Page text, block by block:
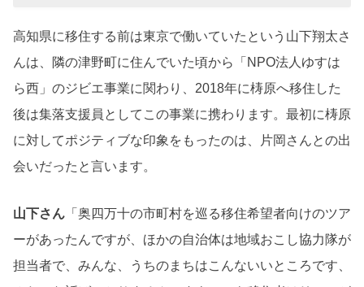
高知県に移住する前は東京で働いていたという山下翔太さ
んは、隣の津野町に住んでいた頃から「NPO法人ゆすは
ら西」のジビエ事業に関わり、2018年に梼原へ移住した
後は集落支援員としてこの事業に携わります。最初に梼原
に対してポジティブな印象をもったのは、片岡さんとの出
会いだったと言います。
山下さん 「奥四万十の市町村を巡る移住希望者向けのツア
ーがあったんですが、ほかの自治体は地域おこし協力隊が
担当者で、みんな、うちのまちはこんないいところです、